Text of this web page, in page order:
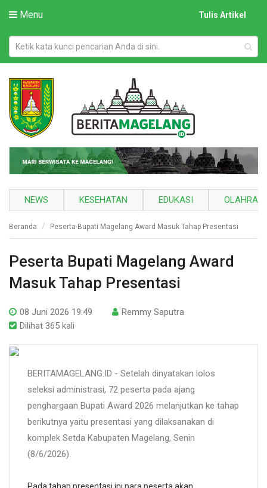
Menu Tulis Artikel
NEWS KESEHATAN EDUKASI
Beranda Peserta Bupati Magelang Award Masuk Tahap Presentasi
Peserta Bupati Magelang Award
Masuk Tahap Presentasi
08 Juni 2026 19:49
Remmy Saputra
Dilihat 365 kali
BERITAMAGELANG.ID - Setelah dinyatakan lolos
seleksi administrasi, 72 peserta pada ajang
penghargaan Bupati Award 2026 melanjutkan ke tahap
berikutnya yaitu presentasi yang dilaksanakan di
komplek Setda Kabupaten Magelang, Senin
(8/6/2026).
Pada tahap presentasi ini para peserta akan